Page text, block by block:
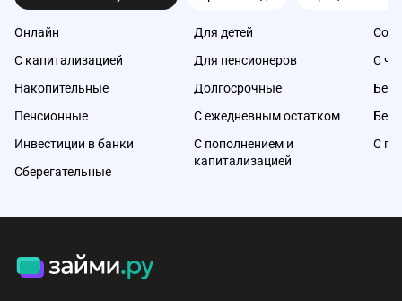
Онлайн
С капитализацией
Накопительные
Пенсионные
Инвестиции в банки
Сберегательные
Для детей
Для пенсионеров
Долгосрочные
С ежедневным остатком
С пополнением и
капитализацией
Со
С
Без
Без
С